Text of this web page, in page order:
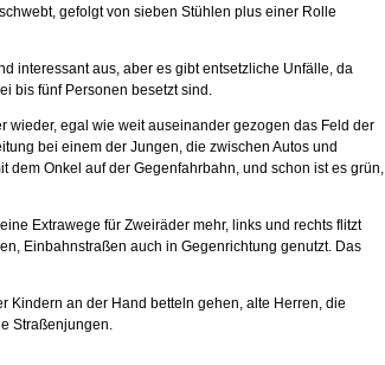
gefolgt von sieben Stühlen plus einer Rolle
interessant aus, aber es gibt entsetzliche Unfälle, da
bis fünf Personen besetzt sind.
wieder, egal wie weit auseinander gezogen das Feld der
bei einem der Jungen, die zwischen Autos und
dem Onkel auf der Gegenfahrbahn, und schon ist es grün,
Extrawege für Zweiräder mehr, links und rechts flitzt
Einbahnstraßen auch in Gegenrichtung genutzt. Das
Kindern an der Hand betteln gehen, alte Herren, die
Straßenjungen.